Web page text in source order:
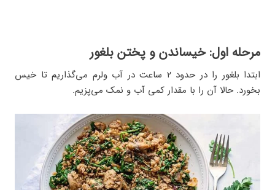
مرحله اول: خیساندن و پختن بلغور
ابتدا بلغور را در حدود ۲ ساعت در آب ولرم می‌گذاریم تا خیس
بخورد. حالا آن را با مقدار کمی آب و نمک می‌پزیم.